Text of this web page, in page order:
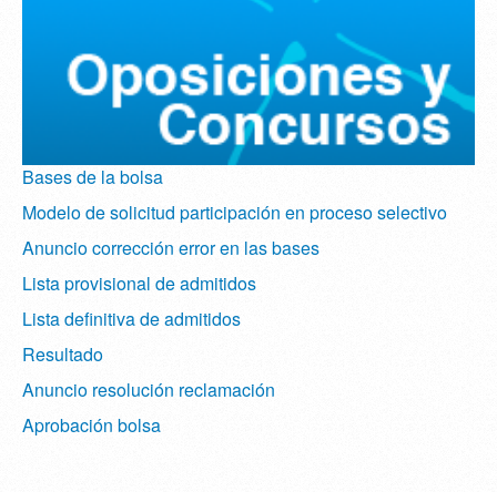
Bases de la bolsa
Modelo de solicitud participación en proceso selectivo
Anuncio corrección error en las bases
Lista provisional de admitidos
Lista definitiva de admitidos
Resultado
Anuncio resolución reclamación
Aprobación bolsa